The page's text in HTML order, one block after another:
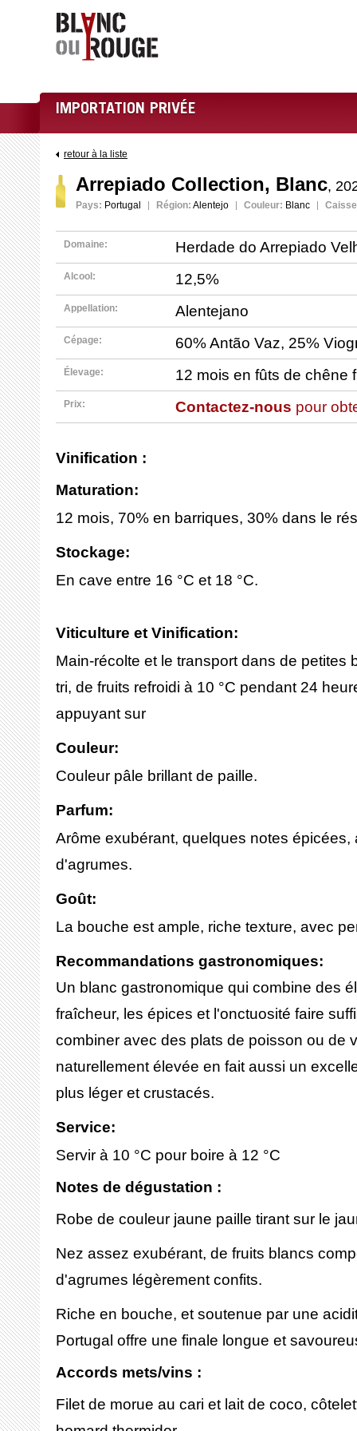
IMPORTATION PRIVÉE
retour à la liste
Arrepiado Collection, Blanc,
Pays: Portugal Région: Alentejo Couleur: Blanc
Domaine: Herdade do Arrepiado
Alcool: 12,5%
Appellation: Alentejano
Cépage: 60% Antão Vaz, 25%
Élevage: 12 mois en fûts de chêne
Prix: Contactez-nous pour
Vinification :
Maturation:
12 mois, 70% en barriques, 30% dans le
Stockage:
En cave entre 16 °C et 18 °C.
Viticulture et Vinification:
Main-récolte et le transport dans de petites
tri, de fruits refroidi à 10 °C pendant 24
appuyant sur
Couleur:
Couleur pâle brillant de paille.
Parfum:
Arôme exubérant, quelques notes épicées,
d'agrumes.
Goût:
La bouche est ample, riche texture, avec
Recommandations gastronomiques:
Un blanc gastronomique qui combine des
fraîcheur, les épices et l'onctuosité faire
combiner avec des plats de poisson ou de
naturellement élevée en fait aussi un
plus léger et crustacés.
Service:
Servir à 10 °C pour boire à 12 °C
Notes de dégustation :
Robe de couleur jaune paille tirant sur le
Nez assez exubérant, de fruits blancs
d'agrumes légèrement confits.
Riche en bouche, et soutenue par une
Portugal offre une finale longue et
Accords mets/vins :
Filet de morue au cari et lait de coco,